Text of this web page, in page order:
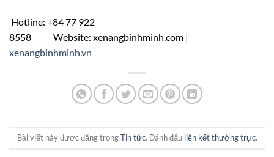
Hotline: +84 77 922
8558 Website: xenangbinhminh.com |
xenangbinhminh.vn
Bài viết này được đăng trongTin tức. Đánh dấu liên kết thường trực.